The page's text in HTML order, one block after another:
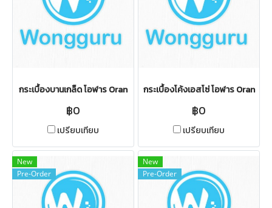
กระเบื้องบานเกล็ด โอฬาร Oran
฿0
เปรียบเทียบ
กระเบื้องโค้งเอสโซ่ โอฬาร Oran
฿0
เปรียบเทียบ
New
Pre-Order
New
Pre-Order